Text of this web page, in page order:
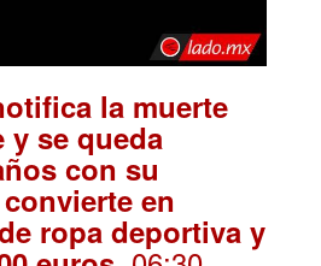
la muerte
y se queda
con su
en
ropa deportiva y